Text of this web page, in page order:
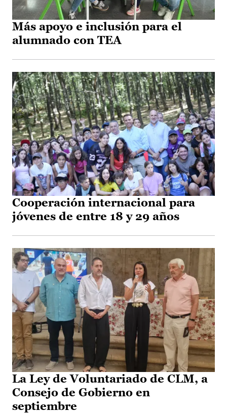
Más apoyo e inclusión para el
alumnado con TEA
Cooperación internacional para
jóvenes de entre 18 y 29 años
La Ley de Voluntariado de CLM, a
Consejo de Gobierno en
septiembre